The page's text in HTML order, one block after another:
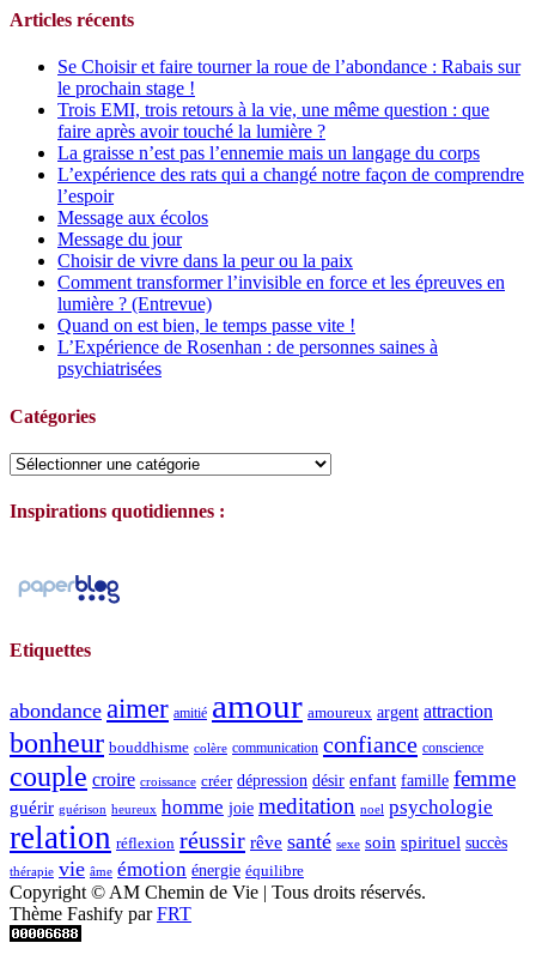
Articles récents
Se Choisir et faire tourner la roue de l’abondance : Rabais sur
le prochain stage !
Trois EMI, trois retours à la vie, une même question : que
faire après avoir touché la lumière ?
La graisse n’est pas l’ennemie mais un langage du corps
L’expérience des rats qui a changé notre façon de comprendre
l’espoir
Message aux écolos
Message du jour
Choisir de vivre dans la peur ou la paix
Comment transformer l’invisible en force et les épreuves en
lumière ? (Entrevue)
Quand on est bien, le temps passe vite !
L’Expérience de Rosenhan : de personnes saines à
psychiatrisées
Catégories
Catégories
Inspirations quotidiennes :
Etiquettes
abondance aimer amitié amour amoureux argent attraction
bonheur bouddhisme colère communication confiance conscience
couple croire croissance créer dépression désir enfant famille femme
guérir guérison heureux homme joie meditation noel psychologie
relation réflexion réussir rêve santé sexe soin spirituel succès
thérapie vie âme émotion énergie équilibre
Copyright © AM Chemin de Vie | Tous droits réservés.
Thème Fashify parFRT